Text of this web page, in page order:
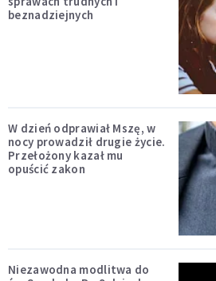
beznadziejnych
W dzień odprawiał Mszę, w
nocy prowadził drugie życie.
Przełożony kazał mu
opuścić zakon
Niezawodna modlitwa do